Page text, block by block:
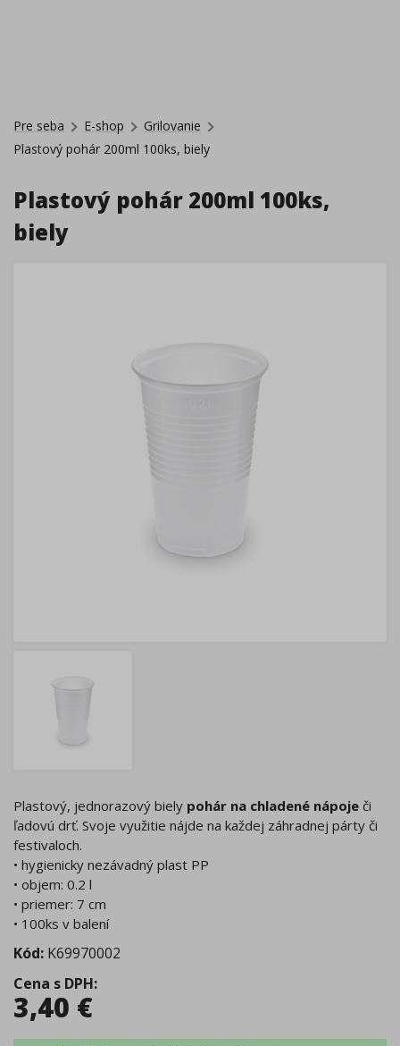
Pre seba E-shop
Grilovanie
Plastový pohár 200ml 100ks, biely
Plastový pohár 200ml 100ks,
biely
Plastový, jednorazový biely pohár na chladené nápoje či
ľadovú drť. Svoje využitie nájde na každej záhradnej párty či
festivaloch.
• hygienicky nezávadný plast PP
• objem: 0.2 l
• priemer: 7 cm
• 100ks v balení
Kód: K69970002
Cena s DPH:
3,40 €